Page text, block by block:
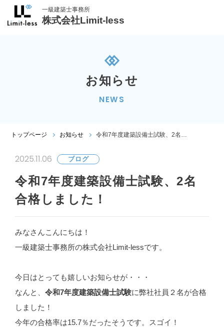
一級建築士事務所
株式会社Limit-less
お知らせ
NEWS
トップページ お知らせ
2025.11.06 ブログ
令和7年度建築設備士試験、2名
合格しました！
みなさんこんにちは！
一級建築士事務所の株式会社Limit-lessです。
今日はとっても嬉しいお知らせが・・・
なんと、令和7年度建築設備士試験に弊社社員２名が合格
しました！
今年の合格率は15.7％だったそうです。スゴイ！